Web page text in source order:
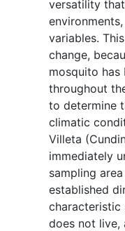
versatility
variables.
change,
mosquito
throughout
to determine
climatic
Villeta
immediately
sampling
established
characteristic
does not live,